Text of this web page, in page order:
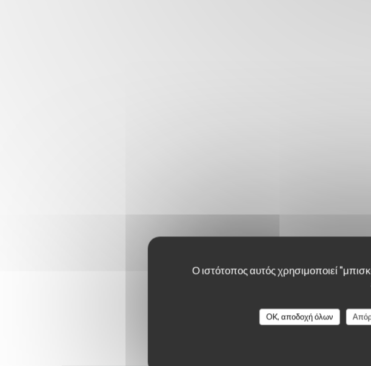
Ο ιστότοπος αυτός χρησιμοποιεί
OK, αποδοχή όλων
Οι βαθμολογίες